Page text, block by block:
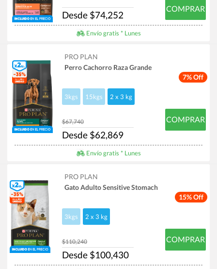
Desde $74,252
COMPRAR
Envío gratis * Lunes
7% Off
PRO PLAN
Perro Cachorro Raza Grande
3kgs 15kgs 2 x 3 kg
$67,740
Desde $62,869
COMPRAR
Envío gratis * Lunes
15% Off
PRO PLAN
Gato Adulto Sensitive Stomach
3kgs 2 x 3 kg
$110,240
Desde $100,430
COMPRAR